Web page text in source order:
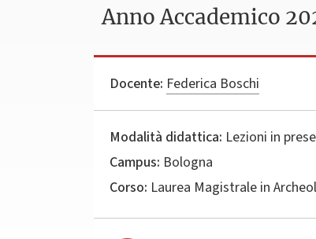
Anno Accademico
Docente: Federica Boschi
Modalità didattica: Lezioni in
Campus: Bologna
Corso: Laurea Magistrale in